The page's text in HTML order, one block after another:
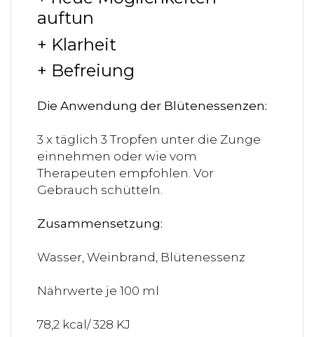
auftun
+ Klarheit
+ Befreiung
Die Anwendung der Blütenessenzen:
3 x täglich 3 Tropfen unter die Zunge
einnehmen oder wie vom
Therapeuten empfohlen. Vor
Gebrauch schütteln.
Zusammensetzung:
Wasser, Weinbrand, Blütenessenz
Nährwerte je 100 ml
78,2 kcal/ 328 KJ